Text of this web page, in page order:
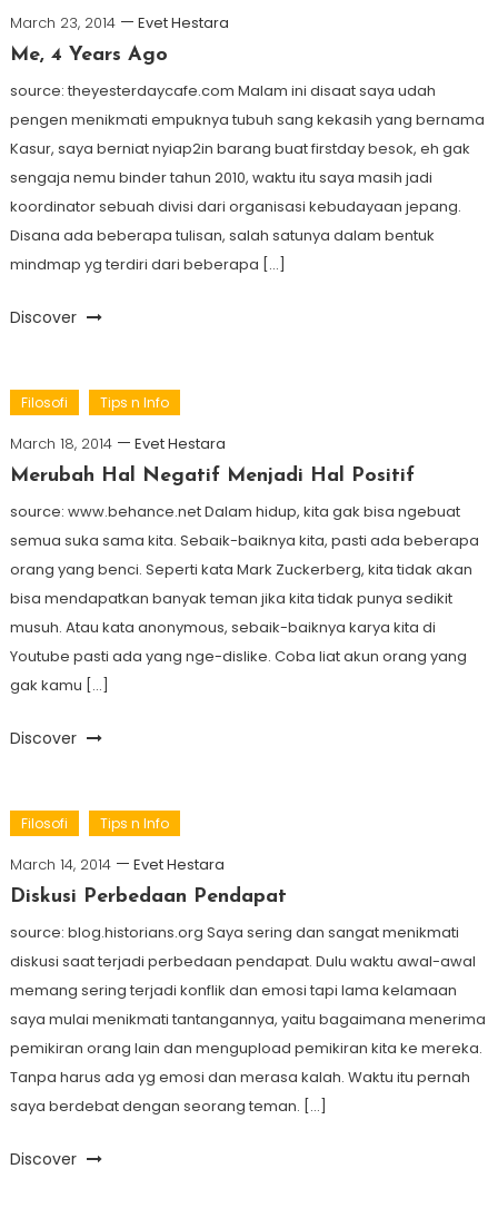
March 23, 2014
Evet Hestara
Me, 4 Years Ago
source: theyesterdaycafe.com Malam ini disaat saya udah
pengen menikmati empuknya tubuh sang kekasih yang bernama
Kasur, saya berniat nyiap2in barang buat firstday besok, eh gak
sengaja nemu binder tahun 2010, waktu itu saya masih jadi
koordinator sebuah divisi dari organisasi kebudayaan jepang.
Disana ada beberapa tulisan, salah satunya dalam bentuk
mindmap yg terdiri dari beberapa […]
Discover
Filosofi Tips n Info
March 18, 2014
Evet Hestara
Merubah Hal Negatif Menjadi Hal Positif
source: www.behance.net Dalam hidup, kita gak bisa ngebuat
semua suka sama kita. Sebaik-baiknya kita, pasti ada beberapa
orang yang benci. Seperti kata Mark Zuckerberg, kita tidak akan
bisa mendapatkan banyak teman jika kita tidak punya sedikit
musuh. Atau kata anonymous, sebaik-baiknya karya kita di
Youtube pasti ada yang nge-dislike. Coba liat akun orang yang
gak kamu […]
Discover
Filosofi Tips n Info
March 14, 2014
Evet Hestara
Diskusi Perbedaan Pendapat
source: blog.historians.org Saya sering dan sangat menikmati
diskusi saat terjadi perbedaan pendapat. Dulu waktu awal-awal
memang sering terjadi konflik dan emosi tapi lama kelamaan
saya mulai menikmati tantangannya, yaitu bagaimana menerima
pemikiran orang lain dan mengupload pemikiran kita ke mereka.
Tanpa harus ada yg emosi dan merasa kalah. Waktu itu pernah
saya berdebat dengan seorang teman. […]
Discover